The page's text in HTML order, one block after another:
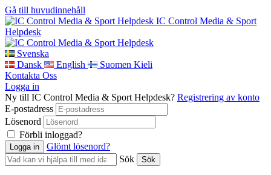
Gå till huvudinnehåll
IC Control Media & Sport
Helpdesk
Svenska
Dansk
English
Suomen Kieli
Kontakta Oss
Logga in
Ny till IC Control Media & Sport Helpdesk? Registrering av konto
E-postadress
Lösenord
Förbli inloggad?
Glömt lösenord?
Sök